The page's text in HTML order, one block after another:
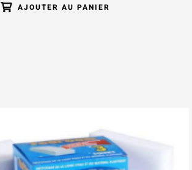
AJOUTER AU PANIER